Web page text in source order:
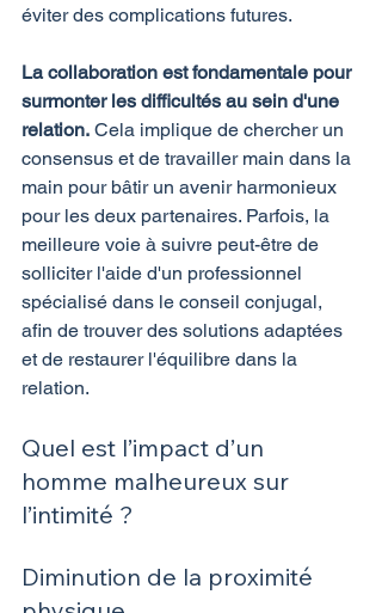
éviter des complications futures.
La collaboration est fondamentale pour
surmonter les difficultés au sein d'une
relation. Cela implique de chercher un
consensus et de travailler main dans la
main pour bâtir un avenir harmonieux
pour les deux partenaires. Parfois, la
meilleure voie à suivre peut-être de
solliciter l'aide d'un professionnel
spécialisé dans le conseil conjugal,
afin de trouver des solutions adaptées
et de restaurer l'équilibre dans la
relation.
Quel est l’impact d’un
homme malheureux sur
l’intimité ?
Diminution de la proximité